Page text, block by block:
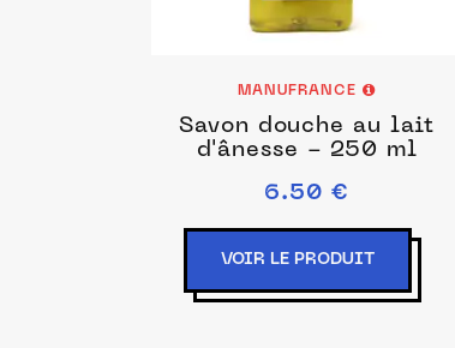
MANUFRANCE
Savon douche au lait
d'ânesse - 250 ml
6.50 €
VOIR LE PRODUIT